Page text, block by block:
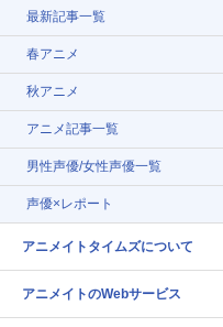
最新記事一覧
春アニメ
秋アニメ
アニメ記事一覧
男性声優/女性声優一覧
声優×レポート
アニメイトタイムズについて
アニメイトのWebサービス